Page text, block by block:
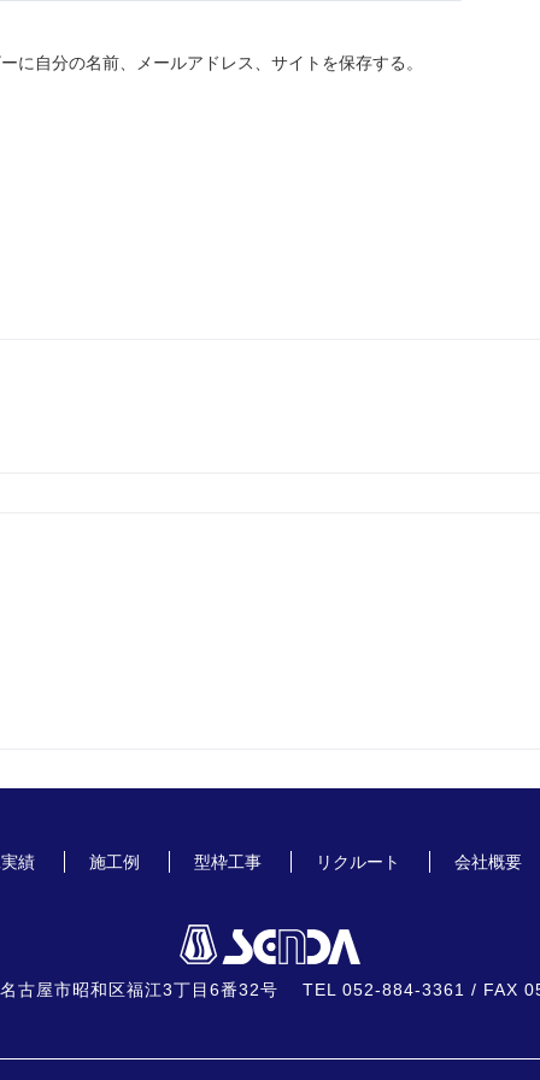
に自分の名前、メールアドレス、サイトを保存する。
績 施工例 型枠工事 リクルート 会社概要
古屋市昭和区福江3丁目6番32号 TEL 052-884-3361 / FAX